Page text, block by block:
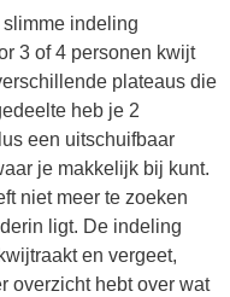
indeling
3 of 4 personen kwijt
plateaus die
heb je 2
een uitschuifbaar
je makkelijk bij kunt.
niet meer te zoeken
ligt. De indeling
en vergeet,
overzicht hebt over wat